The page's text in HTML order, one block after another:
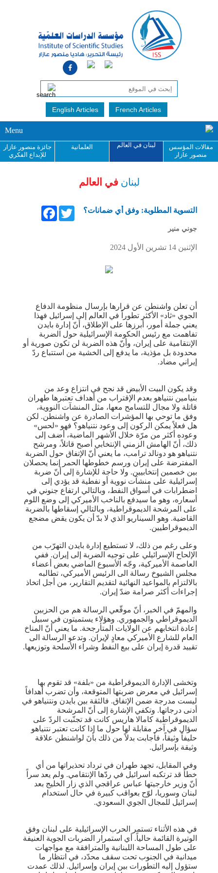
English Articles French Articles
Menu
مقالات المؤسس
منصور عازار
لبنان في العالم العلمانية
جائزة منصور عازار
للإبداع الفكري
لبنان في العالم
FacebookTwitter التسوية المطلوبة: وفق أي ضمانات؟
جوني منير
الإثنين 14 تشرين الأول 2024
أن تعلن واشنطن عن قرارها بإرسال منظومة الدفاع
الجوي «ثاد» الأكثر تطوراً في العالم إلى إسرائيل فهذا
يعني جملة أمور، أبرزها على الإطلاق، أنّ إدارة بايدن
تفاهمت مع رئيس الحكومة الإسرائيلية حول الضربة
الإنتقامية على إيران، وأنّ هذه الضربة لن تكون صورية أو
محدودة بل مؤذية، ما يدفع إلى الخشية من استتباع ردّ
إيراني مضاد.
وقد يكون البيت الأبيض قد نجح في انتزاع وعد من
بنيامين نتنياهو بعدم الإقتراب من أهداف تعتبرها طهران
قاتلة ولا مجال للتسامح معها، مثل المنشآت النووية،
وفق ما توحي بها المؤشرات الصادرة عن واشنطن. لكن
هل فعلاً يمكن الركون إلى وعود نتنياهو؟ فهو «لحس»
وعوده أكثر من مرّة خلال الأشهر الماضية، أضف إلى
ذلك، أنّ الهامش الزمني الإنتخابي أصبح قاتلاً، ومرشح
نتنياهو هو دونالد ترامب، ما يعني أنّ الإتفاق حول الضربة
المفترضة على إيران ورسم خطوطها الحمر إنما يحصلان
بين خصمين إنتخابيين. ولا حاجة للإشارة إلى أنّ ضربة
إسرائيلية على منشآت نووية أو نفطية قد يؤدي إلى
اضطرابات في أسواق النفط، وبالتالي ارتفاع جنوني في
أسعاره، وهو ما سيدفع بالناخب الأميركي إلى وضع اللوم
على المرشحة الديموقراطية، وبالتالي إسقاطها بالضربة
القاضية. وهو السيناريو الذي لا بدّ أن يكون يقض مضجع
الديموقراطيين.
وعلى رغم من ذلك، لا تستطيع إدارة بايدن التهرّب من
الإلحاح الإسرائيلي على توجيه الضربة إلى إيران. ففي
العاصمة الأميركية، وجّه الأسبوع الماضي بعض أعضاء
مجلس الشيوخ رسالة الى الرئيس الأميركي، تطالبه
بالالتزام بالمواعيد النهائية لتقديم التقارير، من أجل اتخاذ
إجراءات أكثر صرامة ضدّ إيران.
والمهمّ في الخبر، أنّ موقّعي الرسالة هم من الحزبين
الديموقراطي والجمهوري. وهؤلاء يستميتون في سبيل
إعادة انتخابهم عن الولايات المتأرجحة. ما يعني أنّ المناخ
العام للشارع الأميركي معادٍ لإيران. وتدعو الرسالة الى
تقييد قدرة إيران على بيع النفط وشراء الأسلحة وتوزيعها.
وتخشى الإدارة الديموقراطية من «بلفة» قد تقوم بها
إسرائيل في معرض ضربتها المتوقعة، وأن تضرب أهدافاً
ليست مدرجة ضمن الإتفاق. فالثقة بين بايدن ونتنياهو في
أدنى درجاتها. وتكفي الإشارة إلى أنّ المرشحة
الديموقراطية كامالا هاريس كانت قد تجنّبت الردّ على
سؤال في آخر مقابلة لها حول ما إذا كانت تعتبر نتنياهو
حليفاً وثيقاً، فأجابت بدلاً من ذلك بأنَ لواشنطن علاقة
وثيقة بإسرائيل.
وفي المقابل، تجهد طهران في ترداد تحذيراتها من أي
خطأ قد ترتكبه اسرائيل في ردّها الإنتقامي. ولم يعد سراً
أنّ وزير خارجيتها عباس عراقجي الذي زار الخليج بعد
لبنان وسوريا، لوّح بعواقب كبيرة في حال استخدام
إسرائيل للمجال الجوي السعودي.
في هذه الأثناء تستمر الحرب الإسرائيلية على لبنان وفق
الوتيرة القائمة حالياً. أي استمرار الضربات الجوية العنيفة
على طول المساحة اللبنانية والمترافقة مع مواجهات
ميدانية في الجنوب تحت سقف محدّد، في انتظار ما
ستؤول إليه التطورات بين إيران وإسرائيل. لذلك عمدت